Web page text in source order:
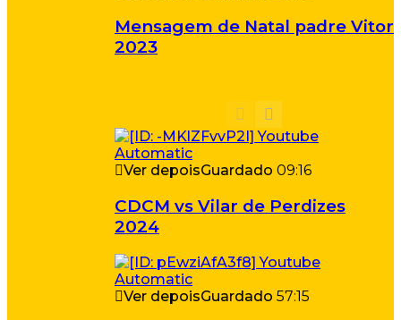
Mensagem de Natal padre Vitor
2023
Ver depoisGuardado 09:16
CDCM vs Vilar de Perdizes
2024
Ver depoisGuardado 57:15